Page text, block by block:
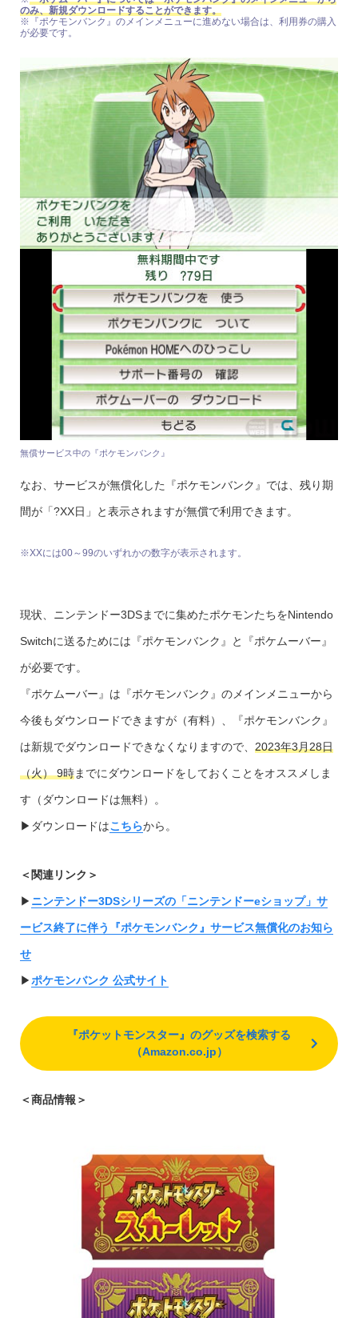
のみ、新規ダウンロードすることができます。
※『ポケモンバンク』のメインメニューに進めない場合は、利用券の購入
が必要です。
無償サービス中の『ポケモンバンク』
なお、サービスが無償化した『ポケモンバンク』では、残り期
間が「?XX日」と表示されますが無償で利用できます。
※XXには00～99のいずれかの数字が表示されます。
現状、ニンテンドー3DSまでに集めたポケモンたちをNintendo
Switchに送るためには『ポケモンバンク』と『ポケムーバー』
が必要です。
『ポケムーバー』は『ポケモンバンク』のメインメニューから
今後もダウンロードできますが（有料）、『ポケモンバンク』
は新規でダウンロードできなくなりますので、 2023年3月28日
（火） 9時までにダウンロードをしておくことをオススメしま
す（ダウンロードは無料）。
▶︎ダウンロードはこちらから。
＜関連リンク＞
▶︎ ニンテンドー3DSシリーズの「ニンテンドーeショップ」サ
ービス終了に伴う『ポケモンバンク』サービス無償化のお知ら
せ
▶︎ ポケモンバンク 公式サイト
『ポケットモンスター』のグッズを検索する
（Amazon.co.jp）
＜商品情報＞